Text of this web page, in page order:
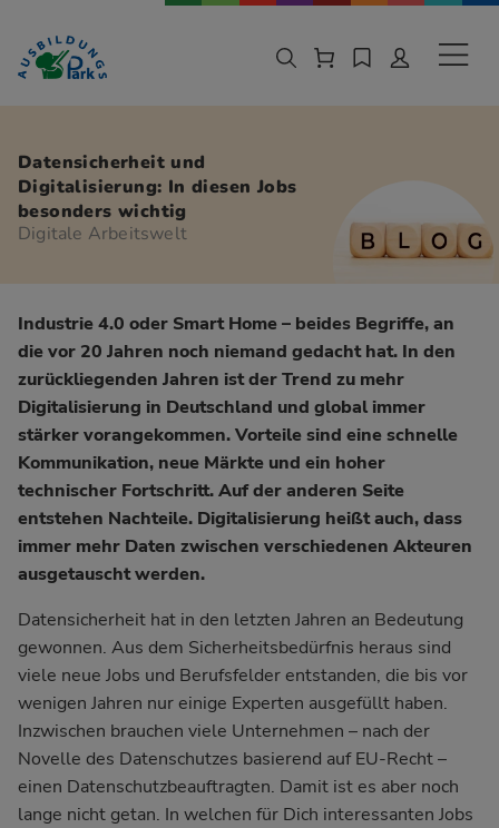
Zur Navigation springen
Zu den Hauptinhalten springen
Datensicherheit und
Digitalisierung: In diesen Jobs
besonders wichtig
Digitale Arbeitswelt
Industrie 4.0 oder Smart Home – beides Begriffe, an
die vor 20 Jahren noch niemand gedacht hat. In den
zurückliegenden Jahren ist der Trend zu mehr
Digitalisierung in Deutschland und global immer
stärker vorangekommen. Vorteile sind eine schnelle
Kommunikation, neue Märkte und ein hoher
technischer Fortschritt. Auf der anderen Seite
entstehen Nachteile. Digitalisierung heißt auch, dass
immer mehr Daten zwischen verschiedenen Akteuren
ausgetauscht werden.
Datensicherheit hat in den letzten Jahren an Bedeutung
gewonnen. Aus dem Sicherheitsbedürfnis heraus sind
viele neue Jobs und Berufsfelder entstanden, die bis vor
wenigen Jahren nur einige Experten ausgefüllt haben.
Inzwischen brauchen viele Unternehmen – nach der
Novelle des Datenschutzes basierend auf EU-Recht –
einen Datenschutzbeauftragten. Damit ist es aber noch
lange nicht getan. In welchen für Dich interessanten Jobs